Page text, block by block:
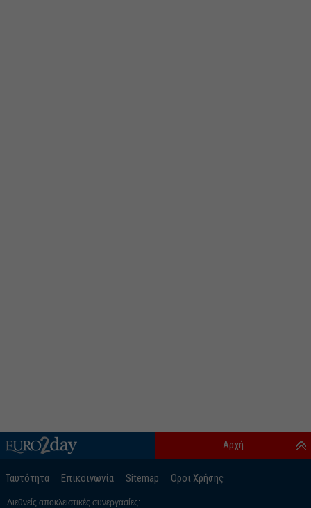
Ταυτότητα Επικοινωνία Sitemap Οροι Χρήσης
Αρχή
Διεθνείς αποκλειστικές συνεργασίες: